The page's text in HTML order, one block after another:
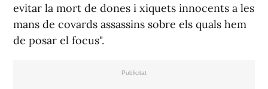
evitar la mort de dones i xiquets innocents a les
mans de covards assassins sobre els quals hem
de posar el focus".